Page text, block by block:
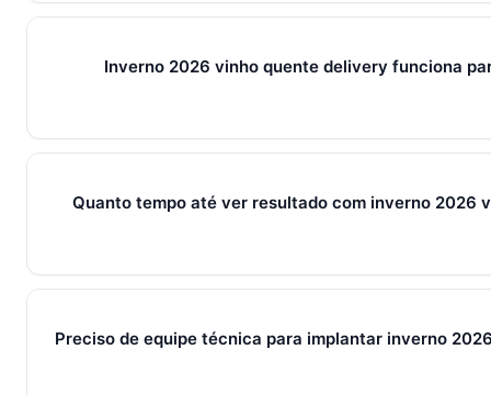
Em 2026, inverno 2026 vinho quente delivery representa o
venda em um fluxo único. Em PMEs brasileiras, gira sempre
Inverno 2026 vinho quente delivery funciona
Sim — e quanto antes melhor. Implantar inverno 2026 vinho
com 7 dias grátis sem cartão.
Quanto tempo até ver resultado com inverno 2026
Métricas de processo (tempo de resposta, follow-up)
Preciso de equipe técnica para implantar inverno